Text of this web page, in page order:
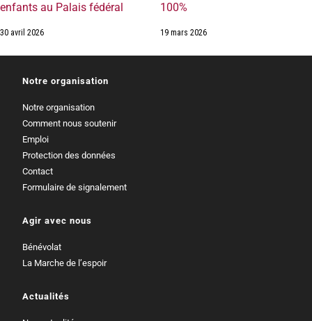
enfants au Palais fédéral
30 avril 2026
100%
19 mars 2026
Notre organisation
Notre organisation
Comment nous soutenir
Emploi
Protection des données
Contact
Formulaire de signalement
Agir avec nous
Bénévolat
La Marche de l’espoir
Actualités